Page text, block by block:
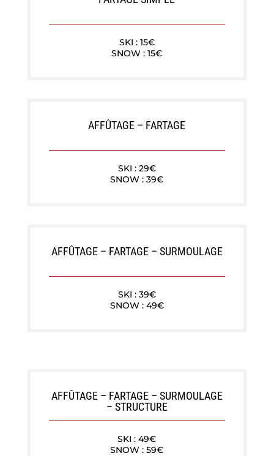
SKI : 15€
SNOW : 15€
AFFÛTAGE – FARTAGE
SKI : 29€
SNOW : 39€
AFFÛTAGE – FARTAGE – SURMOULAGE
SKI : 39€
SNOW : 49€
AFFÛTAGE – FARTAGE – SURMOULAGE
– STRUCTURE
SKI : 49€
SNOW : 59€